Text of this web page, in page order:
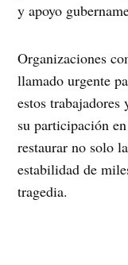
y apoyo
Organizaciones
llamado urgente
estos
su participación
restaurar no solo
estabilidad de
tragedia.